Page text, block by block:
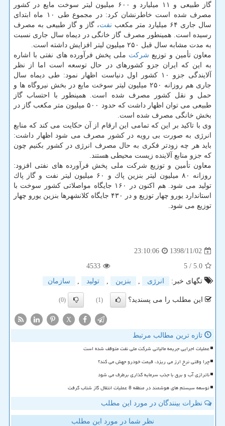
گاز طبیعی و ۱۱ میلیارد و ۶۰۰ میلیون لیتر سوخت مایع در كشور
مصرف شده است خاطرنشان كرد: در مجموع طی ۱۰ ماه ابتدای
سال جاری ۶۴ میلیارد متر مكعب
نفت، گاز و گاز طبیعی به مصرف
رسیده است. همینطور مصرف گاز خانگی در دیماه سال جاری نسبت
به مدت مشابه سال قبل ۲۵۰ میلیون لیتر افزایش داشته است.
معاون تأمین و توزیع شركت ملی پخش فرآورده های نفتی با اشاره
به این كه ایران جزو كشورهای در حال توسعه است اما از نظر
آلایندگی جزو ۱۰ كشور اول دنیاست اظهار نمود: طی دیماه سال
جاری هم روزانه ۲۵۰ میلیون لیتر سوخت مایع در بخش نیروگاه ها و
حمل و نقل كشور مصرف شده است. همینطور با احتساب گاز
طبیعی می توان اظهار داشت كه حدود ۵۰۰ میلیون متر مكعب گاز در
بخش خانگی مصرف شده است.
وی با تاكید بر این كه تمامی این ارقام از آن حكایت می كند كه منابع
انرژی به صورت بی رویه در كشور مصرف می شود اظهار داشت:
باید هر چه زودتر فكری به حال مصرف انرژی در كشور بكنیم چون
كه جزو منابع آلاینده زیست محیطی هستند.
معاون تأمین و توزیع شركت ملی پخش فرآورده های نفتی افزود:
روزانه ۸۰ میلیون لیتر بنزین پاك و ۶۰ میلیون لیتر نفت و گاز پاك
تولید می شود. هم اكنون در ۱۶۰ جایگاه مواصلاتی كشور سوخت با
استاندارد یورو چهار توزیع و در ۴۳۰ جایگاه كلانشهرها بنزین یورو چهار
توزیع می شود.
1398/11/02
23:10:06
5.0
/ 5
4533
تگهای خبر:
انرژی , بنزین , تولید , سازمان
این مطلب را می پسندید؟ (1)
(0)
X
تازه ترین مطالب مرتبط
عملیات اجرایی جریمه مالیاتی شرکت ملی نفت متوقف شده است
چرا وقتی نرخ ارز می ریزد، قیمت خودرو جهش می کند؟
ناترازی آب و برق با جذب سرمایه گذاری برطرف می شود
توسعه سیستم های هوشمند در منطقه 8 عملیات انتقال گاز شتاب گرفت
نظرات بینندگان در مورد این مطلب
نظر شما در مورد این مطلب